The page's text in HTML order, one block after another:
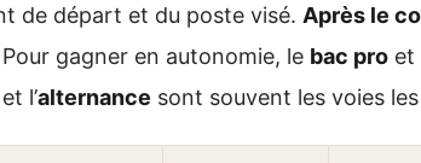
de départ et du poste visé. Après le
gagner en autonomie, le bac pro et
l’alternance sont souvent les voies